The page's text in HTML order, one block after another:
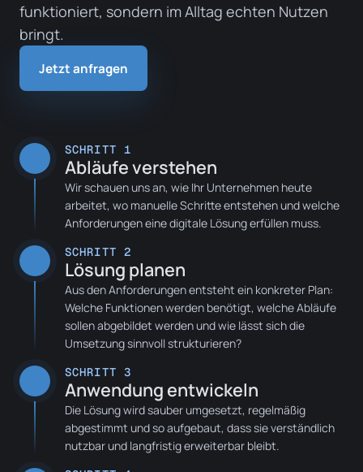
funktioniert, sondern im Alltag echten Nutzen
bringt.
Jetzt anfragen
SCHRITT 1
Abläufe verstehen
Wir schauen uns an, wie Ihr Unternehmen heute
arbeitet, wo manuelle Schritte entstehen und welche
Anforderungen eine digitale Lösung erfüllen muss.
SCHRITT 2
Lösung planen
Aus den Anforderungen entsteht ein konkreter Plan:
Welche Funktionen werden benötigt, welche Abläufe
sollen abgebildet werden und wie lässt sich die
Umsetzung sinnvoll strukturieren?
SCHRITT 3
Anwendung entwickeln
Die Lösung wird sauber umgesetzt, regelmäßig
abgestimmt und so aufgebaut, dass sie verständlich
nutzbar und langfristig erweiterbar bleibt.